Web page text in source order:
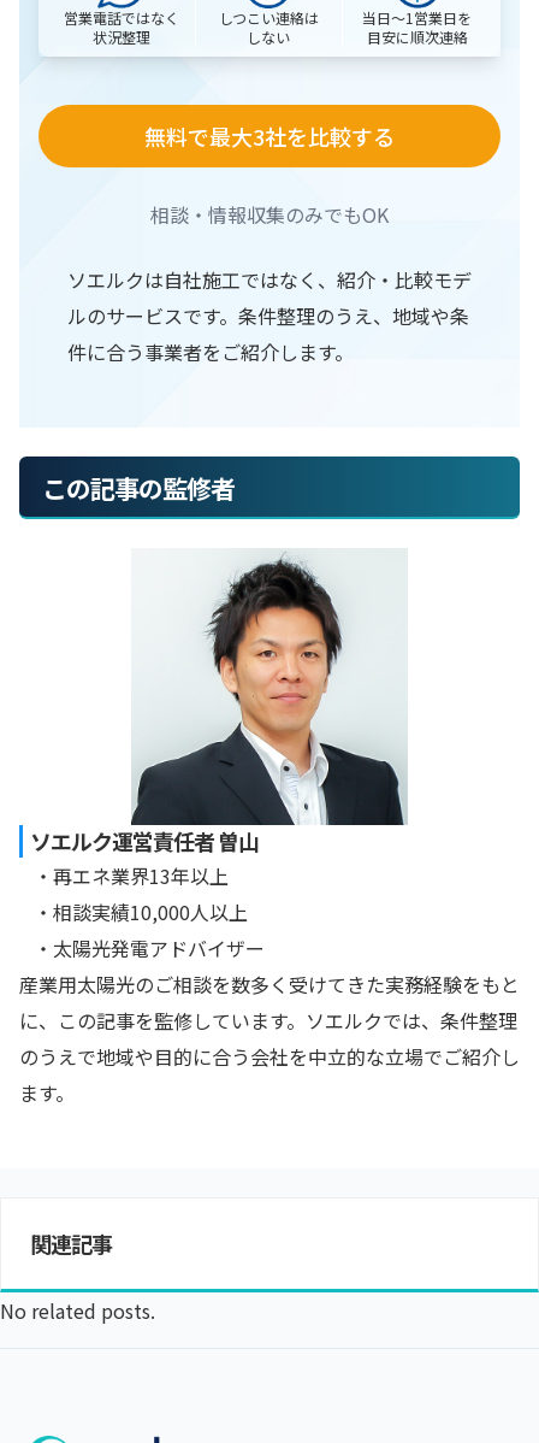
営業電話ではなく
状況整理
しつこい連絡は
しない
当日〜1営業日を
目安に順次連絡
無料で最大3社を比較する
相談・情報収集のみでもOK
ソエルクは自社施工ではなく、紹介・比較モデ
ルのサービスです。条件整理のうえ、地域や条
件に合う事業者をご紹介します。
この記事の監修者
ソエルク運営責任者 曽山
・再エネ業界13年以上
・相談実績10,000人以上
・太陽光発電アドバイザー
産業用太陽光のご相談を数多く受けてきた実務経験をもと
に、この記事を監修しています。ソエルクでは、条件整理
のうえで地域や目的に合う会社を中立的な立場でご紹介し
ます。
関連記事
No related posts.